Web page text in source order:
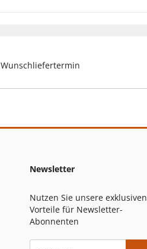
Wunschliefertermin
Newsletter
Nutzen Sie unsere exklusiven
Vorteile für Newsletter-
Abonnenten